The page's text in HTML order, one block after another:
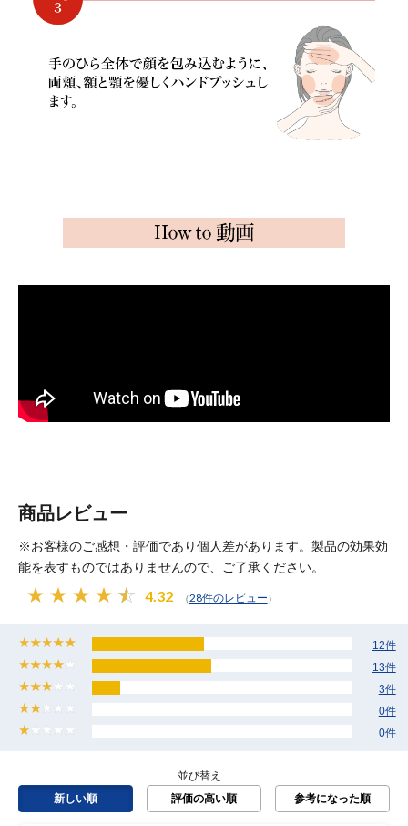
商品レビュー
※お客様のご感想・評価であり個人差があります。製品の効果効
能を表すものではありませんので、ご了承ください。
4.32 （28件のレビュー）
12件
13件
3件
0件
0件
並び替え
新しい順
評価の高い順 参考になった順